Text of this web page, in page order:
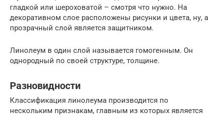
гладкой или шероховатой – смотря что нужно. На
декоративном слое расположены рисунки и цвета, ну, а
прозрачный слой является защитником.
Линолеум в один слой называется гомогенным. Он
однородный по своей структуре, толщине.
Разновидности
Классификация линолеума производится по
нескольким признакам, главным из которых является